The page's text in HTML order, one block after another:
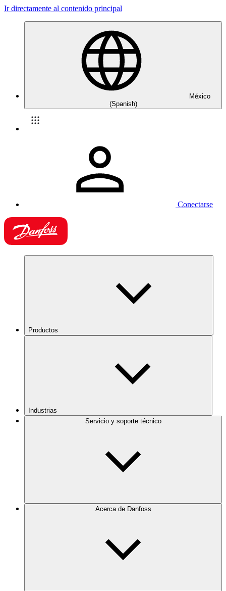
Ir directamente al contenido principal
México
(Spanish)
Conectarse
Productos
Industrias
Servicio y soporte técnico
Acerca de Danfoss